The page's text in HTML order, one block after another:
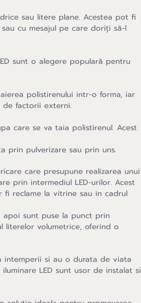
sau litere plane. Acestea pot fi
cu mesajul pe care doriți să-l
sunt o alegere populară pentru
polistirenului intr-o forma, iar
factorii externi.
care se va taia polistirenul. Acest
prin pulverizare sau prin uns.
care presupune realizarea unui
prin intermediul LED-urilor. Acest
reclame la vitrine sau in cadrul
sunt puse la punct prin
literelor volumetrice, oferind o
intemperii si au o durata de viata
LED sunt usor de instalat si